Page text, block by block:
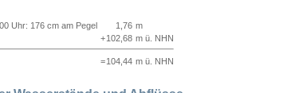
Uhr: 176 cm am Pegel
1,76 m
+102,68 m ü. NHN
=104,44 m ü. NHN